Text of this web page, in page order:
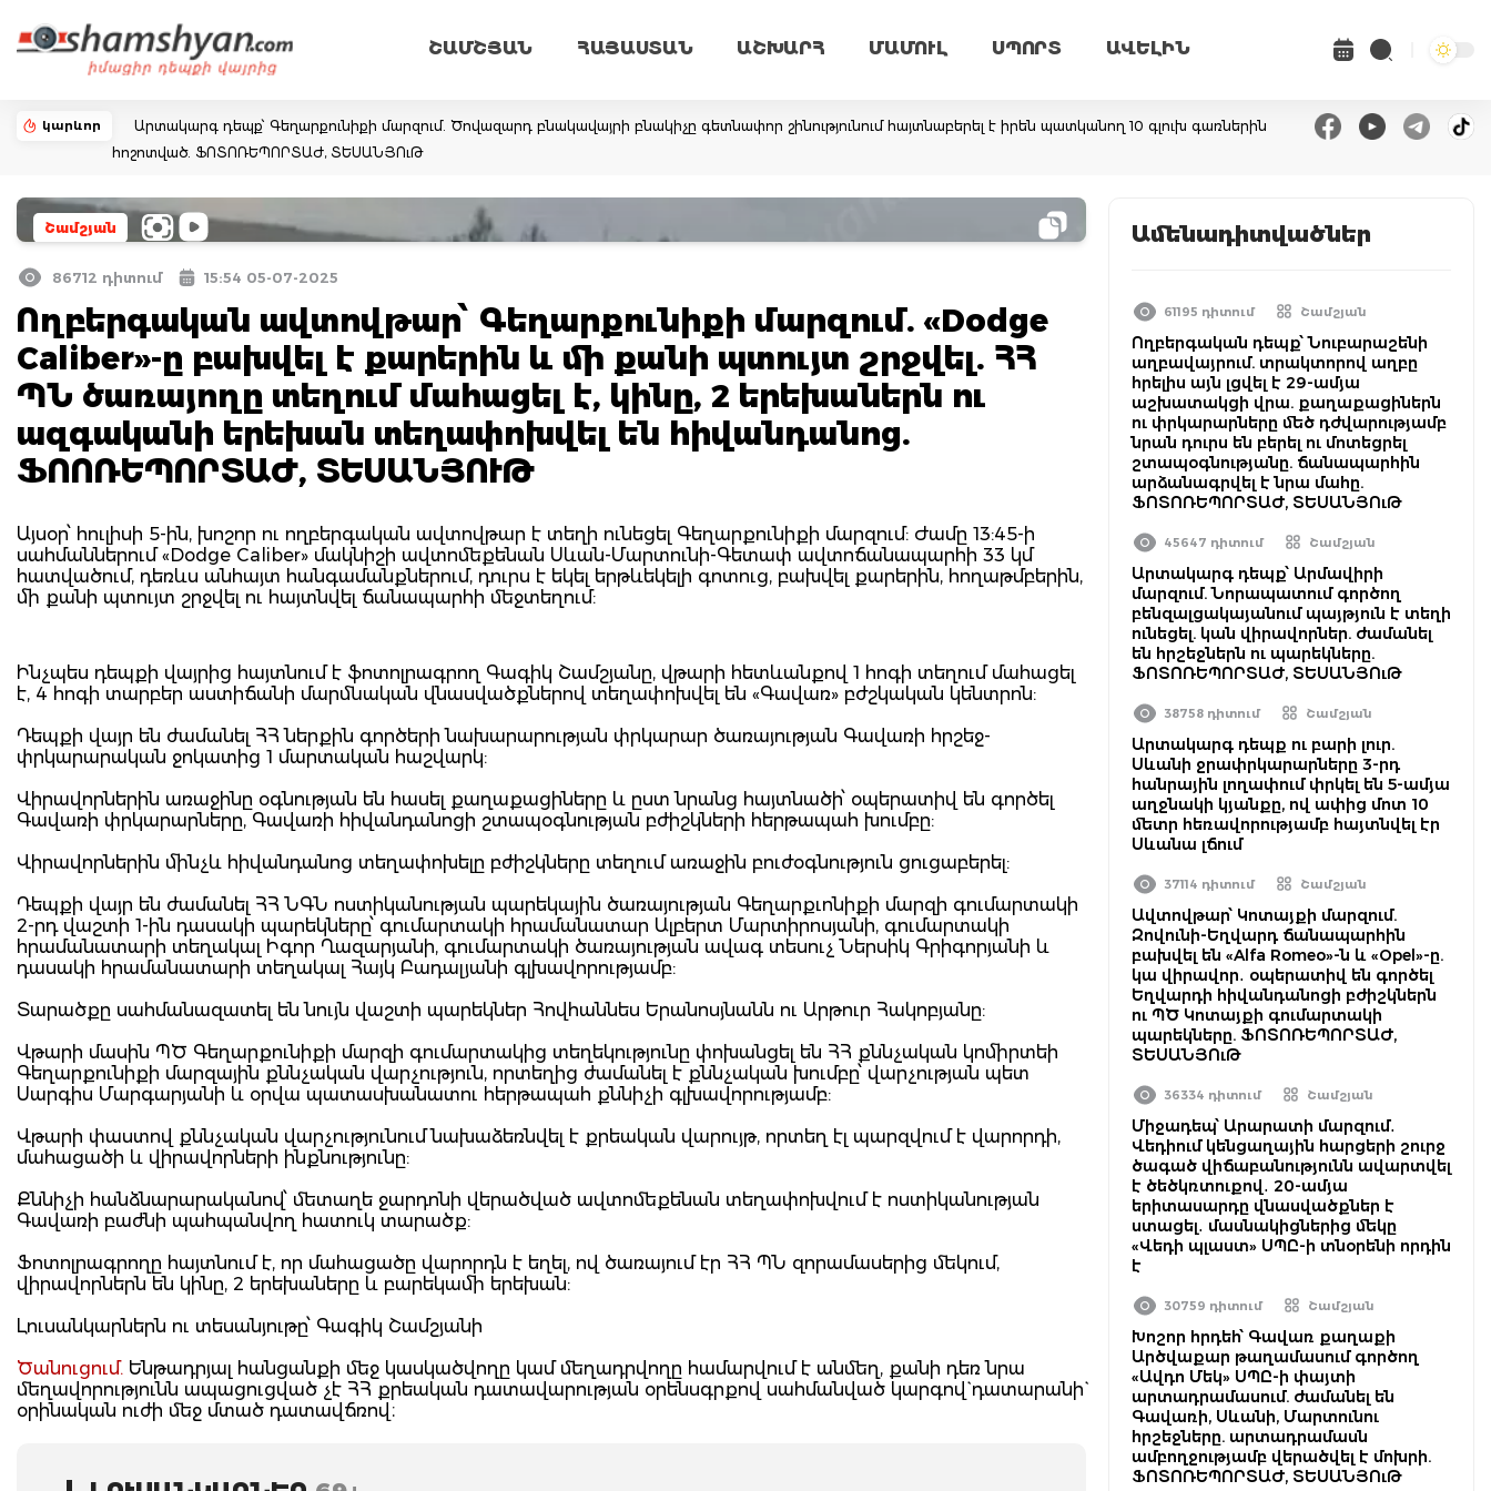
ՇԱՄՇՅԱՆ ՀԱՅԱՍՏԱՆ ԱՇԽԱՐՀ ՄԱՄՈՒԼ ՍՊՈՐՏ ԱՎԵԼԻՆ
կարևոր
Արտակարգ դեպք՝ Գեղարքունիքի մարզում. Ծովազարդ բնակավայրի բնակիչը գետնափոր շինությունում հայտնաբերել է իրեն պատկանող 10 գլուխ գառներին
հոշոտված. ՖՈՏՈՌԵՊՈՐՏԱԺ, ՏԵՍԱՆՅՈւԹ
Շամշյան
86712 դիտում 15:54 05-07-2025
Ողբերգական ավտովթար՝ Գեղարքունիքի մարզում. «Dodge
Caliber»-ը բախվել է քարերին և մի քանի պտույտ շրջվել. ՀՀ
ՊՆ ծառայողը տեղում մահացել է, կինը, 2 երեխաներն ու
ազգականի երեխան տեղափոխվել են հիվանդանոց.
ՖՈՈՌԵՊՈՐՏԱԺ, ՏԵՍԱՆՅՈՒԹ
Այսօր՝ հուլիսի 5-ին, խոշոր ու ողբերգական ավտովթար է տեղի ունեցել Գեղարքունիքի մարզում: Ժամը 13:45-ի
սահմաններում «Dodge Caliber» մակնիշի ավտոմեքենան Սևան-Մարտունի-Գետափ ավտոճանապարհի 33 կմ
հատվածում, դեռևս անհայտ հանգամանքներում, դուրս է եկել երթևեկելի գոտուց, բախվել քարերին, հողաթմբերին,
մի քանի պտույտ շրջվել ու հայտնվել ճանապարհի մեջտեղում:
Ինչպես դեպքի վայրից հայտնում է ֆոտոլրագրող Գագիկ Շամշյանը, վթարի հետևանքով 1 հոգի տեղում մահացել
է, 4 հոգի տարբեր աստիճանի մարմնական վնասվածքներով տեղափոխվել են «Գավառ» բժշկական կենտրոն:
Դեպքի վայր են ժամանել ՀՀ ներքին գործերի նախարարության փրկարար ծառայության Գավառի հրշեջ-
փրկարարական ջոկատից 1 մարտական հաշվարկ:
Վիրավորներին առաջինը օգնության են հասել քաղաքացիները և ըստ նրանց հայտնածի՝ օպերատիվ են գործել
Գավառի փրկարարները, Գավառի հիվանդանոցի շտապօգնության բժիշկների հերթապահ խումբը:
Վիրավորներին մինչև հիվանդանոց տեղափոխելը բժիշկները տեղում առաջին բուժօգնություն ցուցաբերել:
Դեպքի վայր են ժամանել ՀՀ ՆԳՆ ոստիկանության պարեկային ծառայության Գեղարքւոնիքի մարզի գումարտակի
2-րդ վաշտի 1-ին դասակի պարեկները՝ գումարտակի հրամանատար Ալբերտ Մարտիրոսյանի, գումարտակի
հրամանատարի տեղակալ Իգոր Ղազարյանի, գումարտակի ծառայության ավագ տեսուչ Ներսիկ Գրիգորյանի և
դասակի հրամանատարի տեղակալ Հայկ Բադալյանի գլխավորությամբ:
Տարածքը սահմանազատել են նույն վաշտի պարեկներ Հովհաննես Երանոսյնանն ու Արթուր Հակոբյանը:
Վթարի մասին ՊԾ Գեղարքունիքի մարզի գումարտակից տեղեկությունը փոխանցել են ՀՀ քննչական կոմիրտեի
Գեղարքունիքի մարզային քննչական վարչություն, որտեղից ժամանել է քննչական խումբը՝ վարչության պետ
Սարգիս Մարգարյանի և օրվա պատասխանատու հերթապահ քննիչի գլխավորությամբ:
Վթարի փաստով քննչական վարչությունում նախաձեռնվել է քրեական վարույթ, որտեղ էլ պարզվում է վարորդի,
մահացածի և վիրավորների ինքնությունը:
Քննիչի հանձնարարականով՝ մետաղե ջարդոնի վերածված ավտոմեքենան տեղափոխվում է ոստիկանության
Գավառի բաժնի պահպանվող հատուկ տարածք:
Ֆոտոլրագրողը հայտնում է, որ մահացածը վարորդն է եղել, ով ծառայում էր ՀՀ ՊՆ զորամասերից մեկում,
վիրավորներն են կինը, 2 երեխաները և բարեկամի երեխան:
Լուսանկարներն ու տեսանյութը՝ Գագիկ Շամշյանի
Ծանուցում. Ենթադրյալ հանցանքի մեջ կասկածվողը կամ մեղադրվողը համարվում է անմեղ, քանի դեռ նրա
մեղավորությունն ապացուցված չէ ՀՀ քրեական դատավարության օրենսգրքով սահմանված կարգով` դատարանի`
օրինական ուժի մեջ մտած դատավճռով։
Ամենադիտվածներ
61195 դիտում Շամշյան
Ողբերգական դեպք՝ Նուբարաշենի
աղբավայրում. տրակտորով աղբը
հրելիս այն լցվել է 29-ամյա
աշխատակցի վրա. քաղաքացիներն
ու փրկարարները մեծ դժվարությամբ
նրան դուրս են բերել ու մոտեցրել
շտապօգնությանը. ճանապարհին
արձանագրվել է նրա մահը.
ՖՈՏՈՌԵՊՈՐՏԱԺ, ՏԵՍԱՆՅՈւԹ
45647 դիտում Շամշյան
Արտակարգ դեպք՝ Արմավիրի
մարզում. Նորապատում գործող
բենզալցակայանում պայթյուն է տեղի
ունեցել. կան վիրավորներ. ժամանել
են հրշեջներն ու պարեկները.
ՖՈՏՈՌԵՊՈՐՏԱԺ, ՏԵՍԱՆՅՈւԹ
38758 դիտում Շամշյան
Արտակարգ դեպք ու բարի լուր.
Սևանի ջրափրկարարները 3-րդ
հանրային լողափում փրկել են 5-ամյա
աղջնակի կյանքը, ով ափից մոտ 10
մետր հեռավորությամբ հայտնվել էր
Սևանա լճում
37114 դիտում Շամշյան
Ավտովթար՝ Կոտայքի մարզում.
Զովունի-Եղվարդ ճանապարհին
բախվել են «Alfa Romeo»-ն և «Opel»-ը.
կա վիրավոր․ օպերատիվ են գործել
Եղվարդի հիվանդանոցի բժիշկներն
ու ՊԾ Կոտայքի գումարտակի
պարեկները. ՖՈՏՈՌԵՊՈՐՏԱԺ,
ՏԵՍԱՆՅՈւԹ
36334 դիտում Շամշյան
Միջադեպ՝ Արարատի մարզում․
Վեդիում կենցաղային հարցերի շուրջ
ծագած վիճաբանությունն ավարտվել
է ծեծկռտուքով․ 20-ամյա
երիտասարդը վնասվածքներ է
ստացել․ մասնակիցներից մեկը
«Վեդի պլաստ» ՍՊԸ-ի տնօրենի որդին
է
30759 դիտում Շամշյան
Խոշոր հրդեհ՝ Գավառ քաղաքի
Արծվաքար թաղամասում գործող
«Ավդո Մեկ» ՍՊԸ-ի փայտի
արտադրամասում. ժամանել են
Գավառի, Սևանի, Մարտունու
հրշեջները. արտադրամասն
ամբողջությամբ վերածվել է մոխրի.
ՖՈՏՈՌԵՊՈՐՏԱԺ, ՏԵՍԱՆՅՈւԹ